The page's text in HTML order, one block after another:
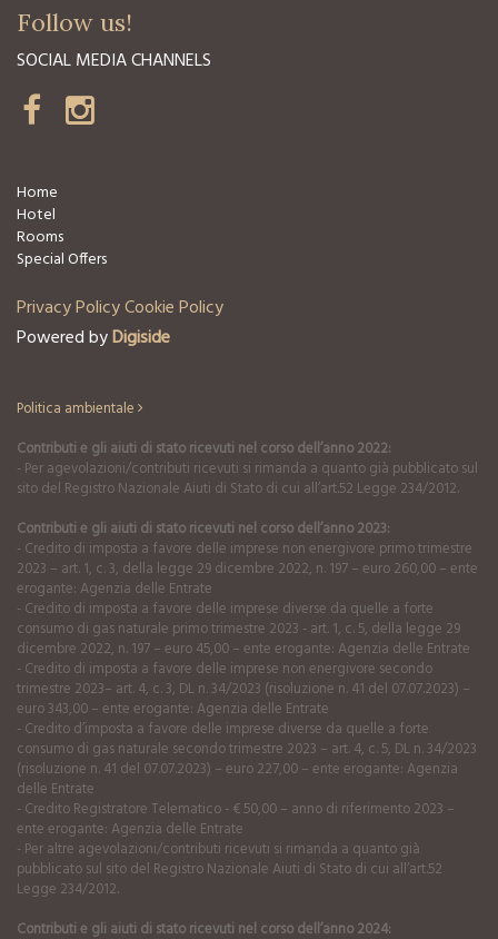
Follow us!
SOCIAL MEDIA CHANNELS
Home
Hotel
Rooms
Special Offers
Privacy PolicyCookie Policy
Powered byDigiside
Politica ambientale
Contributi e gli aiuti di stato ricevuti nel corso dell’anno 2022:
- Per agevolazioni/contributi ricevuti si rimanda a quanto già pubblicato sul
sito del Registro Nazionale Aiuti di Stato di cui all’art.52 Legge 234/2012.
Contributi e gli aiuti di stato ricevuti nel corso dell’anno 2023:
- Credito di imposta a favore delle imprese non energivore primo trimestre
2023 – art. 1, c. 3, della legge 29 dicembre 2022, n. 197 – euro 260,00 – ente
erogante: Agenzia delle Entrate
- Credito di imposta a favore delle imprese diverse da quelle a forte
consumo di gas naturale primo trimestre 2023 - art. 1, c. 5, della legge 29
dicembre 2022, n. 197 – euro 45,00 – ente erogante: Agenzia delle Entrate
- Credito di imposta a favore delle imprese non energivore secondo
trimestre 2023– art. 4, c. 3, DL n. 34/2023 (risoluzione n. 41 del 07.07.2023) –
euro 343,00 – ente erogante: Agenzia delle Entrate
- Credito d’imposta a favore delle imprese diverse da quelle a forte
consumo di gas naturale secondo trimestre 2023 – art. 4, c. 5, DL n. 34/2023
(risoluzione n. 41 del 07.07.2023) – euro 227,00 – ente erogante: Agenzia
delle Entrate
- Credito Registratore Telematico - € 50,00 – anno di riferimento 2023 –
ente erogante: Agenzia delle Entrate
- Per altre agevolazioni/contributi ricevuti si rimanda a quanto già
pubblicato sul sito del Registro Nazionale Aiuti di Stato di cui all’art.52
Legge 234/2012.
Contributi e gli aiuti di stato ricevuti nel corso dell’anno 2024: